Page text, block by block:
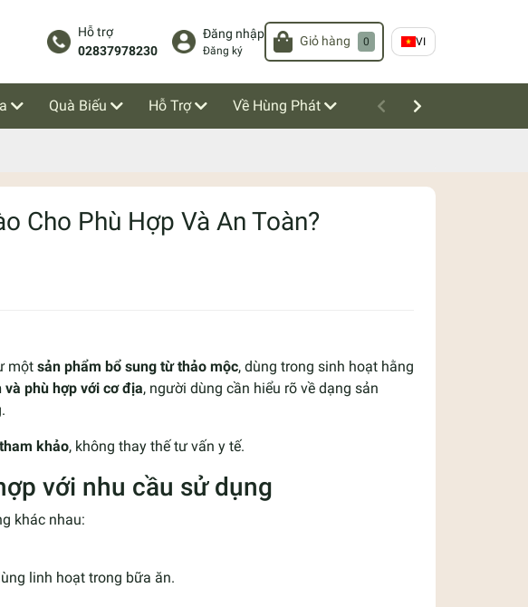
Hỗ trợ
02837978230
Đăng nhập
Đăng ký
Giỏ hàng 0 VI
Quà Biếu Hỗ Trợ Về Hùng Phát
Cho Phù Hợp Và An Toàn?
một sản phẩm bổ sung từ thảo mộc, dùng trong sinh hoạt hằng
và phù hợp với cơ địa, người dùng cần hiểu rõ về dạng sản
khảo, không thay thế tư vấn y tế.
với nhu cầu sử dụng
khác nhau:
linh hoạt trong bữa ăn.